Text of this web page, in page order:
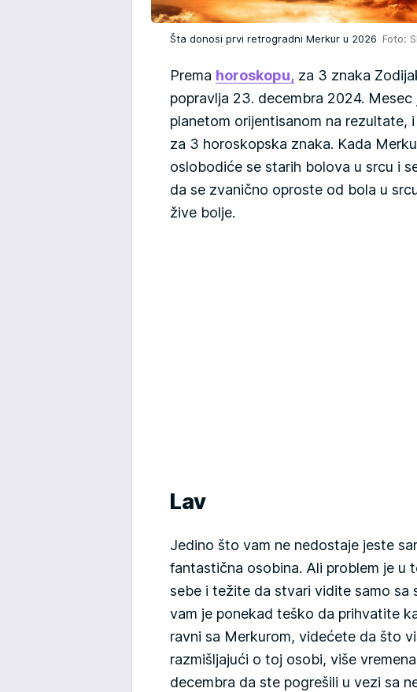
Šta donosi prvi retrogradni Merkur u 2026 Foto:
Prema horoskopu, za 3 znaka
popravlja 23. decembra 2024.
planetom orijentisanom na rezultate,
za 3 horoskopska znaka. Kada
oslobodiće se starih bolova u srcu i
da se zvanično oproste od bola u
žive bolje.
Lav
Jedino što vam ne nedostaje jeste
fantastična osobina. Ali problem je u
sebe i težite da stvari vidite samo sa
vam je ponekad teško da prihvatite
ravni sa Merkurom, videćete da što
razmišljajući o toj osobi, više
decembra da ste pogrešili u vezi sa